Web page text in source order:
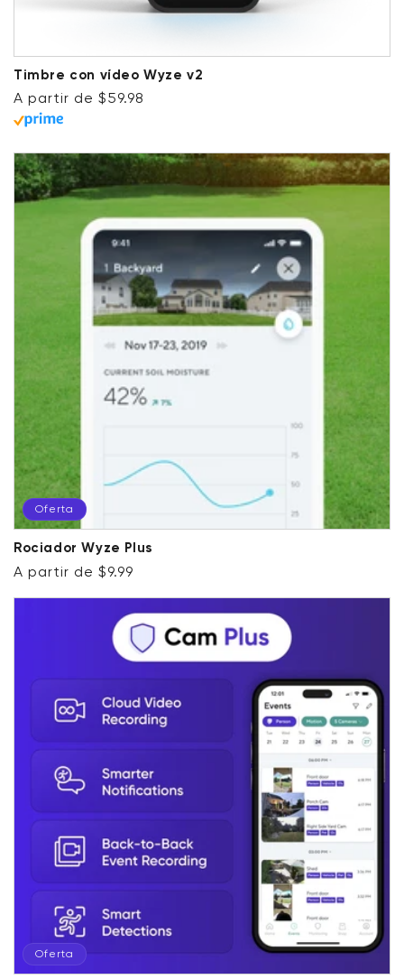
Timbre con vídeo Wyze v2
Precio habitual
A partir de $59.98
Oferta
Rociador Wyze Plus
Precio habitual
Precio de oferta
A partir de $9.99
Oferta